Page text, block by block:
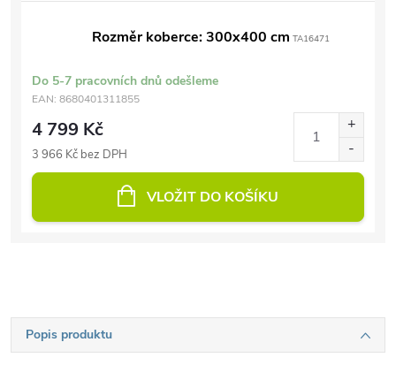
Rozměr koberce: 300x400 cm TA16471
Do 5-7 pracovních dnů odešleme
EAN: 8680401311855
4 799 Kč
3 966 Kč bez DPH
VLOŽIT DO KOŠÍKU
Popis produktu